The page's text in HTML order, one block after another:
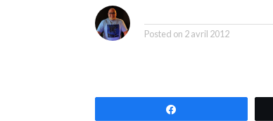
Posted on 2 avril 2012